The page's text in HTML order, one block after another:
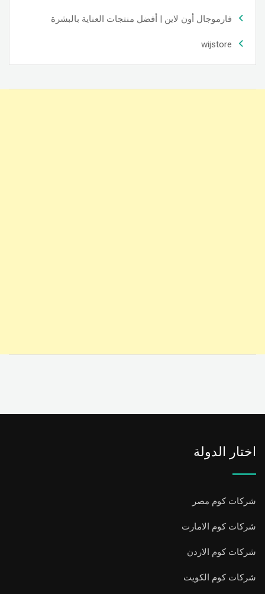
فارموجال أون لاين | أفضل منتجات العناية بالبشرة
wijstore
اختار الدولة
شركات كوم مصر
شركات كوم الامارت
شركات كوم الاردن
شركات كوم الكويت